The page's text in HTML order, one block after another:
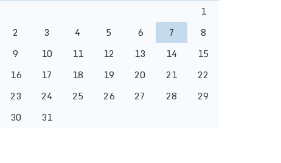
1
2
3 4 5 6 7
8
9
10 11 12 13 14
15
16
17 18 19 20 21
22
23
24 25 26 27 28
29
30
31